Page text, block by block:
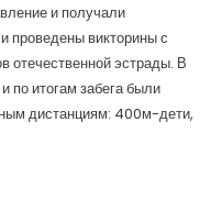
и получали
проведены викторины с
отечественной эстрады. В
по итогам забега были
дистанциям: 400м-дети,